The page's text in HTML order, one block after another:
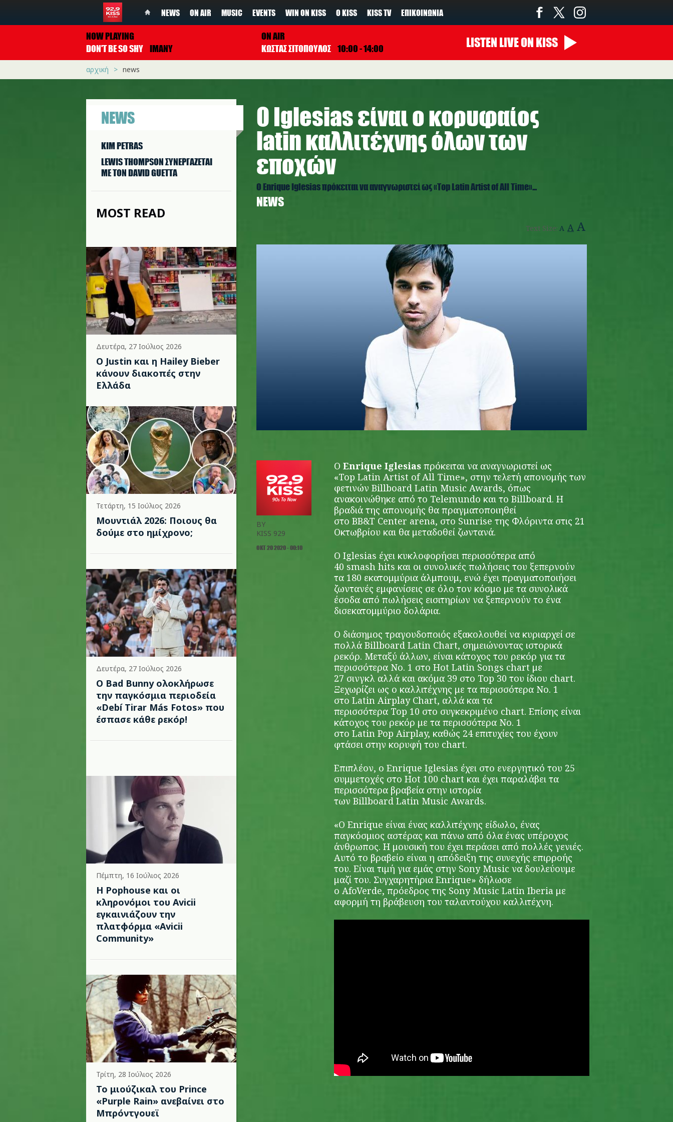
NEWS ON AIR MUSIC EVENTS WIN ON KISS Ο KISS KISS TV ΕΠΙΚΟΙΝΩΝΊΑ
NOW PLAYING
DON'T BE SO SHY IMANY
ON AIR
ΚΩΣΤΑΣ ΣΙΤΟΠΟΥΛΟΣ 10:00 - 14:00 LISTEN LIVEON KISS
αρχική news
NEWS
KIM PETRAS
LEWIS THOMPSON ΣΥΝΕΡΓAΖΕΤΑΙ
ΜΕ ΤΟΝ DAVID GUETTA
MOST READ
Δευτέρα, 27 Ιούλιος 2026
Ο Justin και η Hailey Bieber
κάνουν διακοπές στην
Ελλάδα
Τετάρτη, 15 Ιούλιος 2026
Μουντιάλ 2026: Ποιους θα
δούμε στο ημίχρονο;
Δευτέρα, 27 Ιούλιος 2026
Ο Bad Bunny ολοκλήρωσε
την παγκόσμια περιοδεία
«Debí Tirar Más Fotos» που
έσπασε κάθε ρεκόρ!
Πέμπτη, 16 Ιούλιος 2026
Η Pophouse και οι
κληρονόμοι του Avicii
εγκαινιάζουν την
πλατφόρμα «Avicii
Community»
Τρίτη, 28 Ιούλιος 2026
Το μιούζικαλ του Prince
«Purple Rain» ανεβαίνει στο
Μπρόντγουεϊ
O Iglesias είναι ο κορυφαίος
latin καλλιτέχνης όλων των
εποχών
Ο Enrique Iglesias πρόκειται να αναγνωριστεί ως «Top Latin Artist of All Time»...
NEWS
Text Size: A A A
enrique-iglesias-7.jpg
BY
KISS 929
ΟΚΤ 20 2020 - 00:10
Ο Enrique Iglesias πρόκειται να αναγνωριστεί ως
«Top Latin Artist of All Time», στην τελετή απονομής των
φετινών Billboard Latin Music Awards, όπως
ανακοινώθηκε από το Telemundo και το Billboard. Η
βραδιά της απονομής θα πραγματοποιηθεί
στο BB&T Center arena, στο Sunrise της Φλόριντα στις 21
Οκτωβρίου και θα μεταδοθεί ζωντανά.
Ο Iglesias έχει κυκλοφορήσει περισσότερα από
40 smash hits και οι συνολικές πωλήσεις του ξεπερνούν
τα 180 εκατομμύρια άλμπουμ, ενώ έχει πραγματοποιήσει
ζωντανές εμφανίσεις σε όλο τον κόσμο με τα συνολικά
έσοδα από πωλήσεις εισιτηρίων να ξεπερνούν το ένα
δισεκατομμύριο δολάρια.
Ο διάσημος τραγουδοποιός εξακολουθεί να κυριαρχεί σε
πολλά Billboard Latin Chart, σημειώνοντας ιστορικά
ρεκόρ. Μεταξύ άλλων, είναι κάτοχος του ρεκόρ για τα
περισσότερα Νο. 1 στο Hot Latin Songs chart με
27 σινγκλ αλλά και ακόμα 39 στο Top 30 του ίδιου chart.
Ξεχωρίζει ως ο καλλιτέχνης με τα περισσότερα Νο. 1
στο Latin Airplay Chart, αλλά και τα
περισσότερα Top 10 στο συγκεκριμένο chart. Επίσης είναι
κάτοχος του ρεκόρ με τα περισσότερα Νο. 1
στο Latin Pop Airplay, καθώς 24 επιτυχίες του έχουν
φτάσει στην κορυφή του chart.
Επιπλέον, ο Enrique Iglesias έχει στο ενεργητικό του 25
συμμετοχές στο Hot 100 chart και έχει παραλάβει τα
περισσότερα βραβεία στην ιστορία
των Billboard Latin Music Awards.
«O Enrique είναι ένας καλλιτέχνης είδωλο, ένας
παγκόσμιος αστέρας και πάνω από όλα ένας υπέροχος
άνθρωπος. Η μουσική του έχει περάσει από πολλές γενιές.
Αυτό το βραβείο είναι η απόδειξη της συνεχής επιρροής
του. Είναι τιμή για εμάς στην Sony Music να δουλεύουμε
μαζί του. Συγχαρητήρια Enrique» δήλωσε
ο AfoVerde, πρόεδρος της Sony Music Latin Iberia με
αφορμή τη βράβευση του ταλαντούχου καλλιτέχνη.